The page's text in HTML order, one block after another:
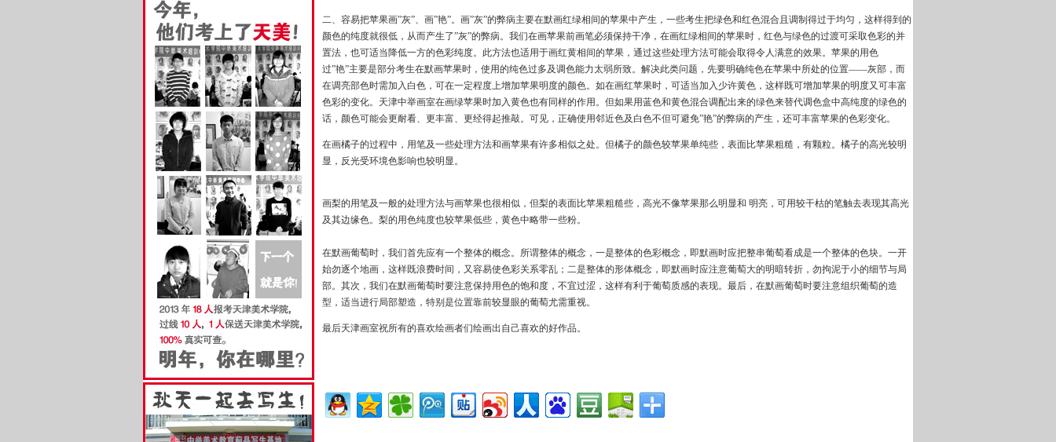
二、容易把苹果画”灰”、画”艳”。画”灰”的弊病主要在默画红绿相间的苹果中产生，一些考生把绿色和红色混合且调制得过于均匀，这样得到的
颜色的纯度就很低，从而产生了”灰”的弊病。我们在画苹果前画笔必须保持干净，在画红绿相间的苹果时，红色与绿色的过渡可采取色彩的并
置法，也可适当降低一方的色彩纯度。此方法也适用于画红黄相间的苹果，通过这些处理方法可能会取得令人满意的效果。苹果的用色
过”艳”主要是部分考生在默画苹果时，使用的纯色过多及调色能力太弱所致。解决此类问题，先要明确纯色在苹果中所处的位置——灰部，而
在调亮部色时需加入白色，可在一定程度上增加苹果明度的颜色。如在画红苹果时，可适当加入少许黄色，这样既可增加苹果的明度又可丰富
色彩的变化。天津中举画室在画绿苹果时加入黄色也有同样的作用。但如果用蓝色和黄色混合调配出来的绿色来替代调色盒中高纯度的绿色的
话，颜色可能会更耐看、更丰富、更经得起推敲。可见，正确使用邻近色及白色不但可避免”艳”的弊病的产生，还可丰富苹果的色彩变化。
在画橘子的过程中，用笔及一些处理方法和画苹果有许多相似之处。但橘子的颜色较苹果单纯些，表面比苹果粗糙，有颗粒。橘子的高光较明
显，反光受环境色影响也较明显。
画梨的用笔及一般的处理方法与画苹果也很相似，但梨的表面比苹果粗糙些，高光不像苹果那么明显和 明亮，可用较干枯的笔触去表现其高光
及其边缘色。梨的用色纯度也较苹果低些，黄色中略带一些粉。
在默画葡萄时，我们首先应有一个整体的概念。所谓整体的概念，一是整体的色彩概念，即默画时应把整串葡萄看成是一个整体的色块。一开
始勿逐个地画，这样既浪费时间，又容易使色彩关系零乱；二是整体的形体概念，即默画时应注意葡萄大的明暗转折，勿拘泥于小的细节与局
部。其次，我们在默画葡萄时要注意保持用色的饱和度，不宜过涩，这样有利于葡萄质感的表现。最后，在默画葡萄时要注意组织葡萄的造
型，适当进行局部塑造，特别是位置靠前较显眼的葡萄尤需重视。
最后天津画室祝所有的喜欢绘画者们绘画出自己喜欢的好作品。